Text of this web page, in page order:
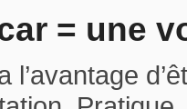
= une
l’avantage